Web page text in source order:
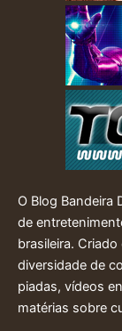
O Blog Bandeira
de
brasileira.
diversidade de
piadas, vídeos
matérias sobre